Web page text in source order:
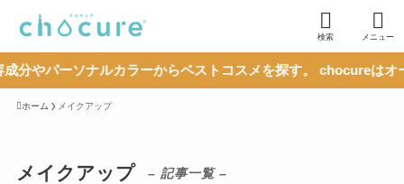
検索 メニュー
分やパーソナルカラーからベストコスメを探す。 chocureはオ
ホーム メイクアップ
メイクアップ – 記事一覧 –